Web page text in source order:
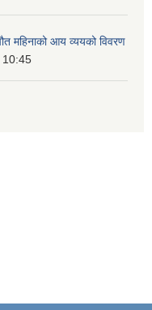
महिनाको आय व्ययको विवरण